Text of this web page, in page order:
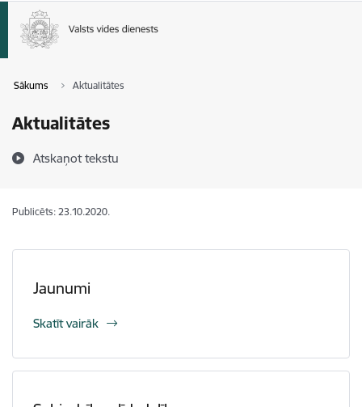
Sākums Aktualitātes
Aktualitātes
Atskaņot tekstu
Publicēts: 23.10.2020.
Jaunumi
Skatīt vairāk